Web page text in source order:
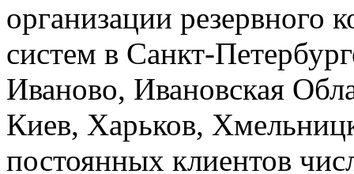
организации резервного
систем в Санкт-
Иваново, Ивановская
Киев, Харьков,
постоянных клиентов